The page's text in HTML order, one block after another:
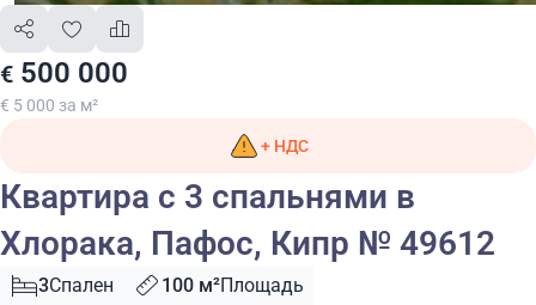
€ 500 000
€ 5 000 за м²
+ НДС
Квартира с 3 спальнями в
Хлорака, Пафос, Кипр № 49612
3Спален 100 м²Площадь